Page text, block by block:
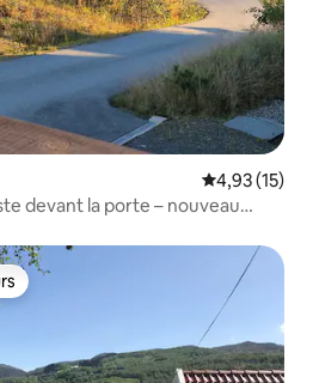
Note
4,93 (15)
devant la porte – nouveau